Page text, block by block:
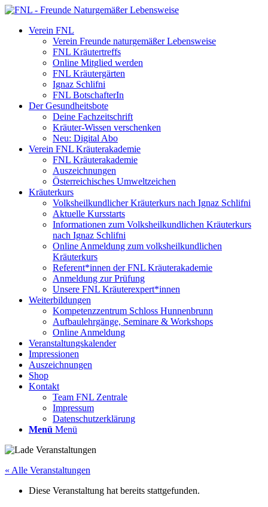
Verein FNL
Verein Freunde naturgemäßer Lebensweise
FNL Kräutertreffs
Online Mitglied werden
FNL Kräutergärten
Ignaz Schlifni
FNL BotschafterIn
Der Gesundheitsbote
Deine Fachzeitschrift
Kräuter-Wissen verschenken
Neu: Digital Abo
Verein FNL Kräuterakademie
FNL Kräuterakademie
Auszeichnungen
Österreichisches Umweltzeichen
Kräuterkurs
Volksheilkundlicher Kräuterkurs nach Ignaz Schlifni
Aktuelle Kursstarts
Informationen zum Volksheilkundlichen Kräuterkurs
nach Ignaz Schlifni
Online Anmeldung zum volksheilkundlichen
Kräuterkurs
Referent*innen der FNL Kräuterakademie
Anmeldung zur Prüfung
Unsere FNL Kräuterexpert*innen
Weiterbildungen
Kompetenzzentrum Schloss Hunnenbrunn
Aufbaulehrgänge, Seminare & Workshops
Online Anmeldung
Veranstaltungskalender
Impressionen
Auszeichnungen
Shop
Kontakt
Team FNL Zentrale
Impressum
Datenschutzerklärung
Menü Menü
« Alle Veranstaltungen
Diese Veranstaltung hat bereits stattgefunden.